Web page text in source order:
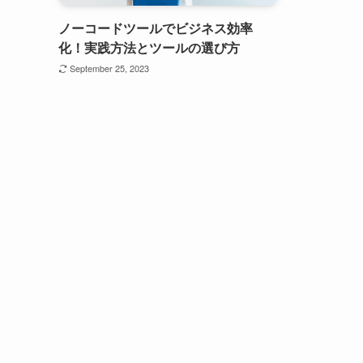
ノーコードツールでビジネス効率
化！実践方法とツールの選び方
September 25, 2023